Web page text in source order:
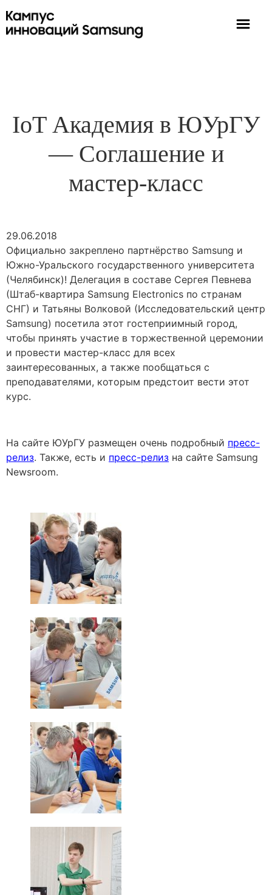
IoT Академия в ЮУрГУ
— Соглашение и
мастер-класс
29.06.2018
Официально закреплено партнёрство Samsung и
Южно-Уральского государственного университета
(Челябинск)! Делегация в составе Сергея Певнева
(Штаб-квартира Samsung Electronics по странам
СНГ) и Татьяны Волковой (Исследовательский центр
Samsung) посетила этот гостеприимный город,
чтобы принять участие в торжественной церемонии
и провести мастер-класс для всех
заинтересованных, а также пообщаться с
преподавателями, которым предстоит вести этот
курс.
На сайте ЮУрГУ размещен очень подробный пресс-
релиз. Также, есть и пресс-релиз на сайте Samsung
Newsroom.